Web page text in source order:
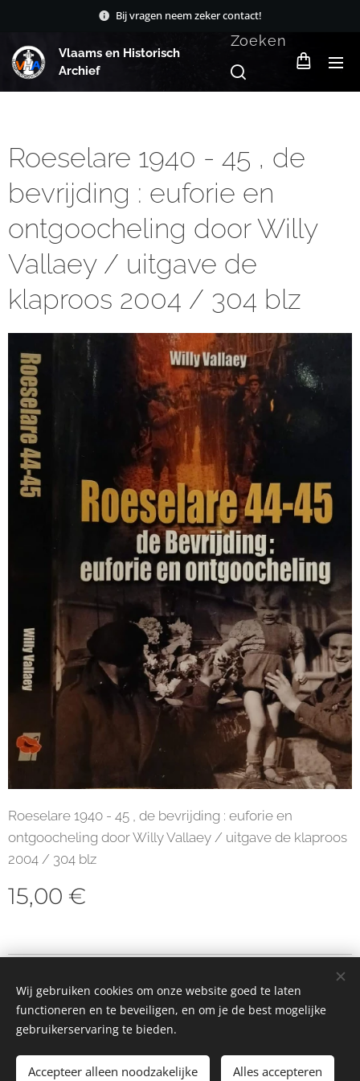
Bij vragen neem zeker contact!
Vlaams en Historisch
Archief
Zoeken
Roeselare 1940 - 45 , de
bevrijding : euforie en
ontgoocheling door Willy
Vallaey / uitgave de
klaproos 2004 / 304 blz
Roeselare 1940 - 45 , de bevrijding : euforie en
ontgoocheling door Willy Vallaey / uitgave de klaproos
2004 / 304 blz
15,00 €
Toevoegen aan de winkelwagen
Cookies
Wij gebruiken cookies om onze website goed te laten
functioneren en te beveiligen, en om je de best mogelijke
gebruikerservaring te bieden.
Accepteer alleen noodzakelijke Alles accepteren